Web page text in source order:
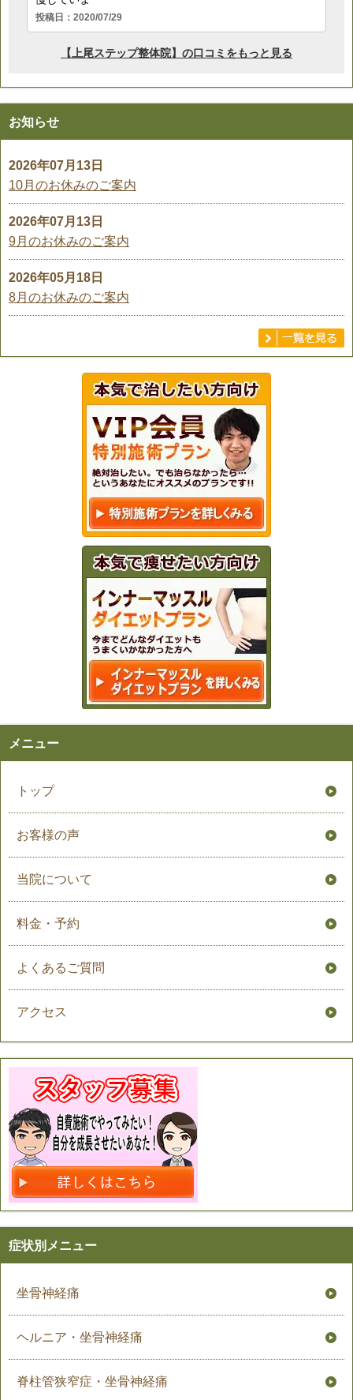
お知らせ
2026年07月13日
10月のお休みのご案内
2026年07月13日
9月のお休みのご案内
2026年05月18日
8月のお休みのご案内
メニュー
トップ
お客様の声
当院について
料金・予約
よくあるご質問
アクセス
症状別メニュー
坐骨神経痛
ヘルニア・坐骨神経痛
脊柱管狭窄症・坐骨神経痛